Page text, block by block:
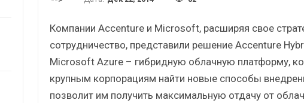
Компании Accenture и Microsoft, расширяя свое
сотрудничество, представили решение Accenture
Microsoft Azure – гибридную облачную платформу,
крупным корпорациям найти новые способы
позволит им получить максимальную отдачу от
Краткий статистический
Итоги